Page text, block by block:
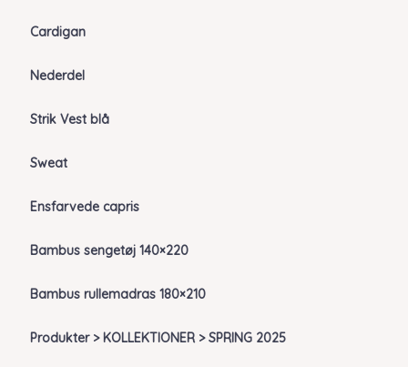
Cardigan
Nederdel
Strik Vest blå
Sweat
Ensfarvede capris
Bambus sengetøj 140×220
Bambus rullemadras 180×210
Produkter > KOLLEKTIONER > SPRING 2025